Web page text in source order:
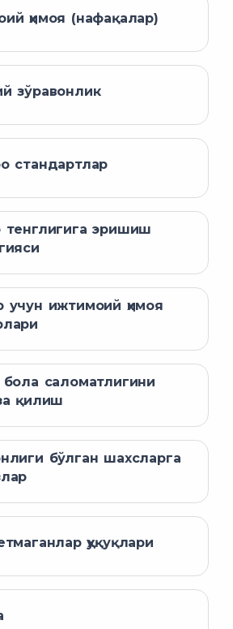
ҳимоя (нафақалар)
зўравонлик
стандартлар
тенглигига эришиш
учун ижтимоий ҳимоя
саломатлигини
қилиш
бўлган шахсларга
ҳуқуқлари